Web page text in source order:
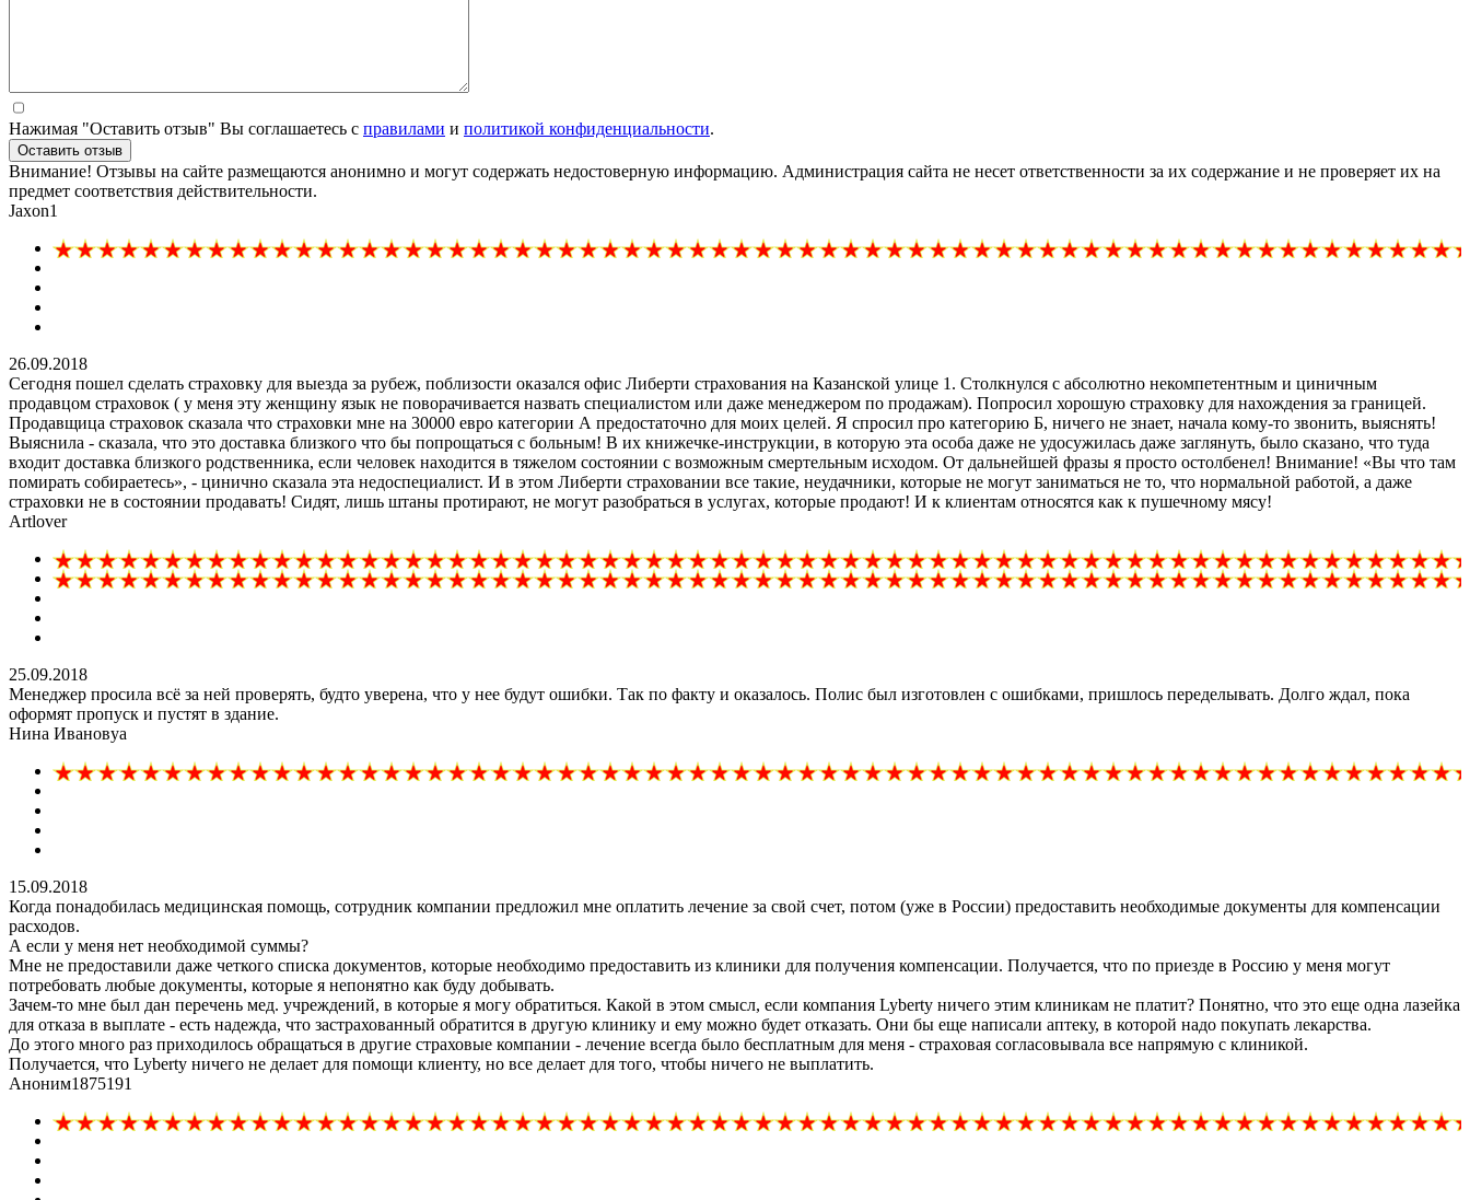
Нажимая "Оставить отзыв" Вы соглашаетесь с правилами и политикой конфиденциальности.
Оставить отзыв
Внимание! Отзывы на сайте размещаются анонимно и могут содержать недостоверную информацию. Администрация сайта не несет ответственности за их содержание и не проверяет их на
предмет соответствия действительности.
Jaxon1
26.09.2018
Сегодня пошел сделать страховку для выезда за рубеж, поблизости оказался офис Либерти страхования на Казанской улице 1. Столкнулся с абсолютно некомпетентным и циничным
продавцом страховок ( у меня эту женщину язык не поворачивается назвать специалистом или даже менеджером по продажам). Попросил хорошую страховку для нахождения за границей.
Продавщица страховок сказала что страховки мне на 30000 евро категории А предостаточно для моих целей. Я спросил про категорию Б, ничего не знает, начала кому-то звонить, выяснять!
Выяснила - сказала, что это доставка близкого что бы попрощаться с больным! В их книжечке-инструкции, в которую эта особа даже не удосужилась даже заглянуть, было сказано, что туда
входит доставка близкого родственника, если человек находится в тяжелом состоянии с возможным смертельным исходом. От дальнейшей фразы я просто остолбенел! Внимание! «Вы что там
помирать собираетесь», - цинично сказала эта недоспециалист. И в этом Либерти страховании все такие, неудачники, которые не могут заниматься не то, что нормальной работой, а даже
страховки не в состоянии продавать! Сидят, лишь штаны протирают, не могут разобраться в услугах, которые продают! И к клиентам относятся как к пушечному мясу!
Artlover
25.09.2018
Менеджер просила всё за ней проверять, будто уверена, что у нее будут ошибки. Так по факту и оказалось. Полис был изготовлен с ошибками, пришлось переделывать. Долго ждал, пока
оформят пропуск и пустят в здание.
Нина Ивановyа
15.09.2018
Когда понадобилась медицинская помощь, сотрудник компании предложил мне оплатить лечение за свой счет, потом (уже в России) предоставить необходимые документы для компенсации
расходов.
А если у меня нет необходимой суммы?
Мне не предоставили даже четкого списка документов, которые необходимо предоставить из клиники для получения компенсации. Получается, что по приезде в Россию у меня могут
потребовать любые документы, которые я непонятно как буду добывать.
Зачем-то мне был дан перечень мед. учреждений, в которые я могу обратиться. Какой в этом смысл, если компания Lyberty ничего этим клиникам не платит? Понятно, что это еще одна лазейка
для отказа в выплате - есть надежда, что застрахованный обратится в другую клинику и ему можно будет отказать. Они бы еще написали аптеку, в которой надо покупать лекарства.
До этого много раз приходилось обращаться в другие страховые компании - лечение всегда было бесплатным для меня - страховая согласовывала все напрямую с клиникой.
Получается, что Lyberty ничего не делает для помощи клиенту, но все делает для того, чтобы ничего не выплатить.
Аноним1875191